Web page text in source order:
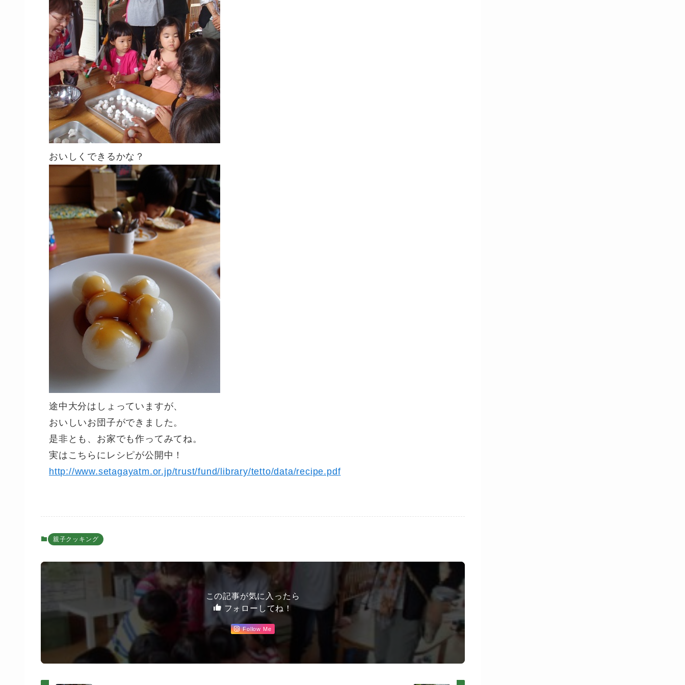
おいしくできるかな？
途中大分はしょっていますが、
おいしいお団子ができました。
是非とも、お家でも作ってみてね。
実はこちらにレシピが公開中！
http://www.setagayatm.or.jp/trust/fund/library/tetto/data/recipe.pdf
親子クッキング
この記事が気に入ったら
フォローしてね！
Follow Me